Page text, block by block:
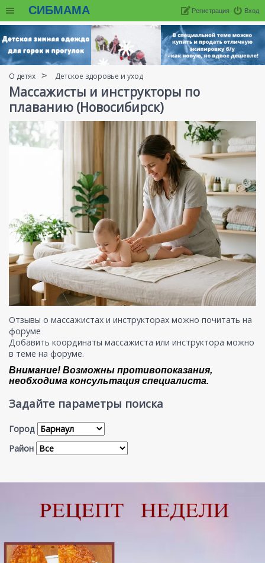
СИБМАМА Вход
Регистрация
О детях Детское здоровье и уход
Массажисты и инструкторы по
плаванию (Новосибирск)
Отзывы о массажистах и инструкторах можно почитать на
форуме
Добавить координаты массажиста или инструктора можно
в теме на форуме.
Внимание! Возможны противопоказания,
необходима консультация специалиста.
Задайте параметры поиска
Город
Район